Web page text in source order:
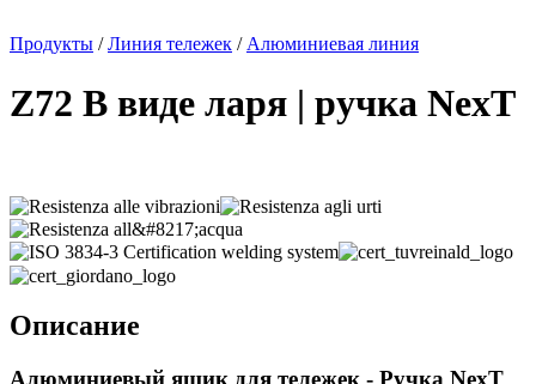
Продукты /Линия тележек / Алюминиевая линия
Z72 В виде ларя | ручка NexT
Описание